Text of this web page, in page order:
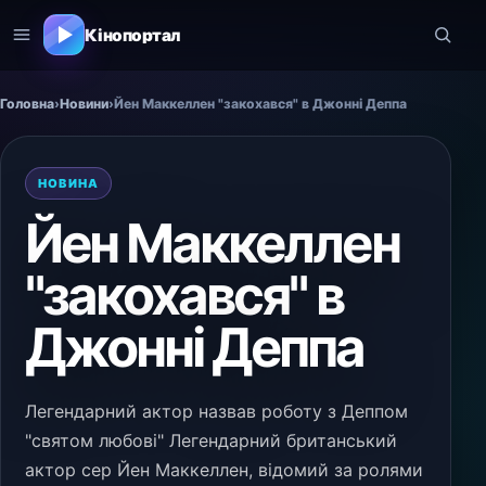
Кінопортал
Головна›Новини›Йен Маккеллен "закохався" в Джонні Деппа
НОВИНА
Йен Маккеллен
"закохався" в
Джонні Деппа
Легендарний актор назвав роботу з Деппом
"святом любові" Легендарний британський
актор сер Йен Маккеллен, відомий за ролями